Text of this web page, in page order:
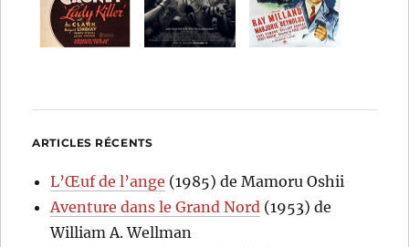
ARTICLES RÉCENTS
L’Œuf de l’ange (1985) de Mamoru Oshii
Aventure dans le Grand Nord (1953) de
William A. Wellman